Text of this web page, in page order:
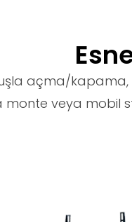
açma/
veya mobil